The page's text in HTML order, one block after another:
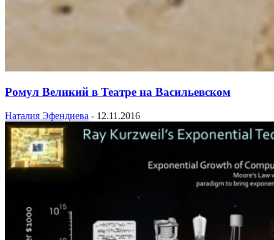
Ромул Великий в Театре на Васильевском
Наталия Эфендиева - 12.11.2016